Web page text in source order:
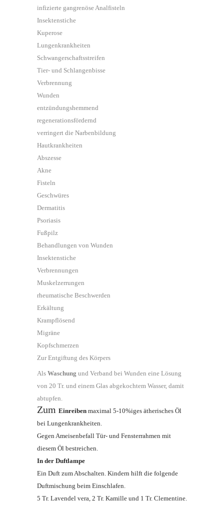
infizierte gangrenöse Analfisteln
Insektenstiche
Kuperose
Lungenkrankheiten
Schwangerschaftsstreifen
Tier- und Schlangenbisse
Verbrennung
Wunden
entzündungshemmend
regenerationsfördernd
verringert die Narbenbildung
Hautkrankheiten
Abszesse
Akne
Fisteln
Geschwüres
Dermatitis
Psoriasis
Fußpilz
Behandlungen von Wunden
Insektenstiche
Verbrennungen
Muskelzerrungen
rheumatische Beschwerden
Erkältung
Krampflösend
Migräne
Kopfschmerzen
Zur Entgiftung des Körpers
Als Waschung und Verband bei Wunden eine Lösung
von 20 Tr. und einem Glas abgekochtem Wasser, damit
abtupfen.
Zum Einreiben maximal 5-10%iges ätherisches Öl
bei Lungenkrankheiten.
Gegen Ameisenbefall Tür- und Fensterrahmen mit
diesem Öl bestreichen.
In der Duftlampe
Ein Duft zum Abschalten. Kindern hilft die folgende
Duftmischung beim Einschlafen.
5 Tr. Lavendel vera, 2 Tr. Kamille und 1 Tr. Clementine.